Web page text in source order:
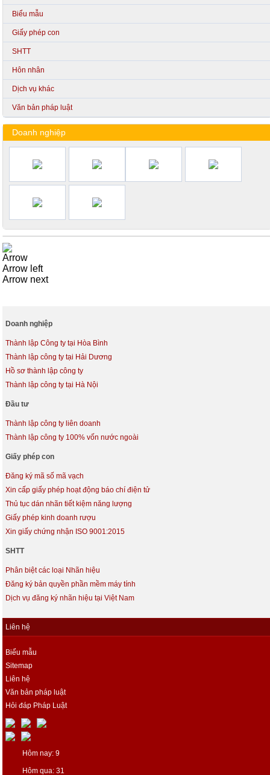
Biểu mẫu
Giấy phép con
SHTT
Hôn nhân
Dịch vụ khác
Văn bản pháp luật
Doanh nghiệp
Arrow
Arrow left
Arrow next
Doanh nghiệp
Thành lập Công ty tại Hòa Bình
Thành lập công ty tại Hải Dương
Hồ sơ thành lập công ty
Thành lập công ty tại Hà Nội
Đầu tư
Thành lập công ty liên doanh
Thành lập công ty 100% vốn nước ngoài
Giấy phép con
Đăng ký mã số mã vạch
Xin cấp giấy phép hoạt động báo chí điện tử
Thủ tục dán nhãn tiết kiệm năng lượng
Giấy phép kinh doanh rượu
Xin giấy chứng nhận ISO 9001:2015
SHTT
Phân biệt các loại Nhãn hiệu
Đăng ký bản quyền phần mềm máy tính
Dịch vụ đăng ký nhãn hiệu tại Việt Nam
Liên hệ
Biểu mẫu
Sitemap
Liên hệ
Văn bản pháp luật
Hỏi đáp Pháp Luật
Hôm nay: 9
Hôm qua: 31